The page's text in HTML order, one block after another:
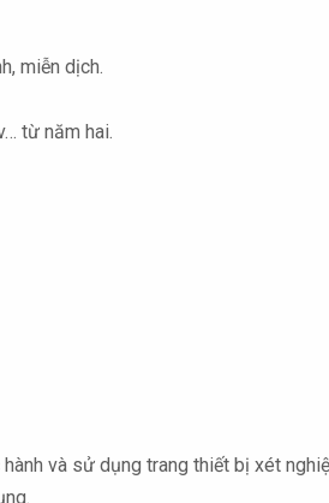
miễn dịch.
từ năm hai.
và sử dụng trang thiết bị xét